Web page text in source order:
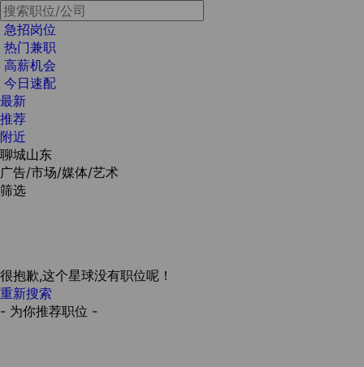
急招岗位
热门兼职
高薪机会
今日速配
最新
推荐
附近
聊城山东
广告/市场/媒体/艺术
筛选
很抱歉,这个星球没有职位呢！
重新搜索
- 为你推荐职位 -